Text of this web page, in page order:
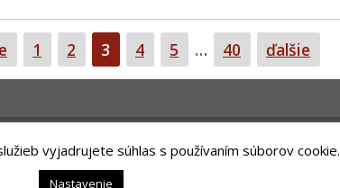
Strana
1 Strana
2 Strana
3 Strana
4 Strana
5 … Strana
40 ďalšie
vyjadrujete súhlas s používaním súborov cookie.
Nastavenie